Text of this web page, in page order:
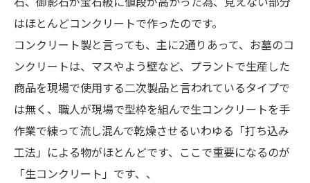
はほとんどコンクリートで作ったのです。
コンクリート製と言っても、主に2通りあって、お墓のコ
ンクリートは、マスやよう壁など、プラントで生産した
商品を現場で使用する二次製品と言われているタイプで
は無く、職人が現場で型枠を組んで生コンクリートを手
作業で練って流し混んで乾燥させるいわゆる「打ち込み
工法」による物がほとんどです、ここで重要になるのが
「生コンクリート」です、、